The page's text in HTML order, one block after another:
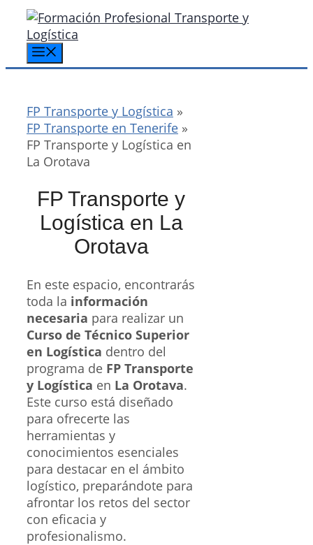
Saltar
contenido
FP Transporte y Logística »
FP Transporte en Tenerife »
FP Transporte y Logística en
La Orotava
FP Transporte y
Logística en La
Orotava
En este espacio, encontrarás
toda la información
necesaria para realizar un
Curso de Técnico Superior
en Logística dentro del
programa de FP Transporte
y Logística en La Orotava.
Este curso está diseñado
para ofrecerte las
herramientas y
conocimientos esenciales
para destacar en el ámbito
logístico, preparándote para
afrontar los retos del sector
con eficacia y
profesionalismo.